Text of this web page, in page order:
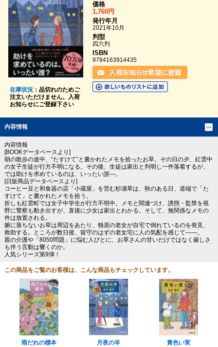
在庫状況：品切れのためご
注文いただけません。入荷
お知らせにご登録下さい
価格
1,760円
発行年月
2021年10月
判型
四六判
ISBN
9784163914435
内容情報
内容情報
[BOOKデータベースより]
朝の散歩の途中、“たすけて”と書かれたメモを拾ったお草。その日の夕、紅雲中
の女子生徒が行方不明になる。その後、生徒は家出と判明し一件落着するが、
では助けを求めているのは、いったい誰―。
[日販商品データベースより]
コーヒー豆と和食器の店「小蔵屋」を営む杉浦草は、秋のある日、道端で「た
すけて」と書かれたメモを拾う。
折しも紅雲町では女子中学生が行方不明中。メモと関連づけ、誘拐・監禁を視
野に警察も動き出すが、直後に少女は家出とわかる。そして、無関係なメモの
件は放置される。
腑に落ちないお草は周辺をあたり、独居の老女が自宅で倒れているのを発見、
救助する。ところが数日後、留守のはずの老女宅に人の気配を感じて――。
親の介護や「8050問題」に悩む人びとに、お草さんの甘いだけではなく厳しさ
も伴う言動は響くのか。
人気シリーズ第9弾！
この商品をご覧のお客様は、こんな商品もチェックしています。
雨だれの標本 月夜の羊 黄色い実